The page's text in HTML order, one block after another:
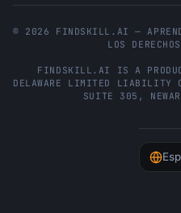
// Initialize schema
Database.Database) {
© 2026 FINDSKILL.AI —
LOS
FINDSKILL.AI IS A
DELAWARE LIMITED LIABILITY
SUITE 305 ,